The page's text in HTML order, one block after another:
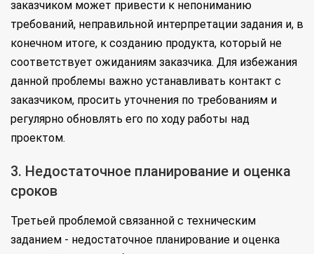
заказчиком может привести к непониманию
требований, неправильной интерпретации задания и, в
конечном итоге, к созданию продукта, который не
соответствует ожиданиям заказчика. Для избежания
данной проблемы важно устанавливать контакт с
заказчиком, просить уточнения по требованиям и
регулярно обновлять его по ходу работы над
проектом.
3. Недостаточное планирование и оценка
сроков
Третьей проблемой связанной с техническим
заданием - недостаточное планирование и оценка